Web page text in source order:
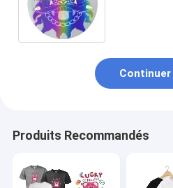
Continuer
Produits Recommandés